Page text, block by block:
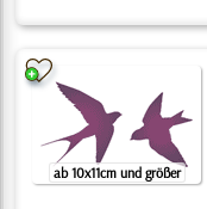
ab 10x11cm und größer